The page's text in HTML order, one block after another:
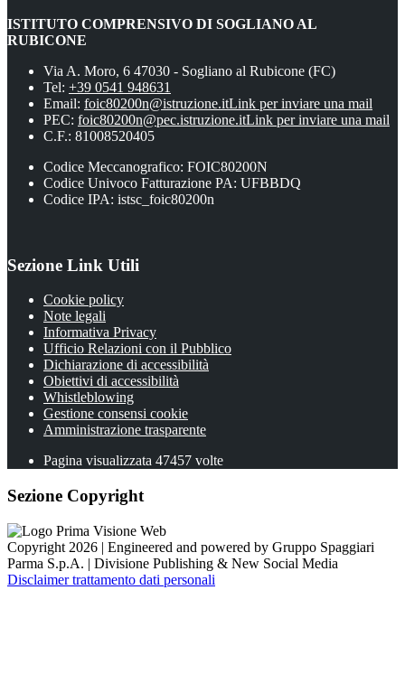
ISTITUTO COMPRENSIVO DI SOGLIANO AL
RUBICONE
Via A. Moro, 6 47030 - Sogliano al Rubicone (FC)
Tel: +39 0541 948631
Email: foic80200n@istruzione.itLink per inviare una mail
PEC: foic80200n@pec.istruzione.itLink per inviare una mail
C.F.: 81008520405
Codice Meccanografico: FOIC80200N
Codice Univoco Fatturazione PA: UFBBDQ
Codice IPA: istsc_foic80200n
Sezione Link Utili
Cookie policy
Note legali
Informativa Privacy
Ufficio Relazioni con il Pubblico
Dichiarazione di accessibilità
Obiettivi di accessibilità
Whistleblowing
Gestione consensi cookie
Amministrazione trasparente
Pagina visualizzata 47457 volte
Sezione Copyright
Copyright 2026 | Engineered and powered by Gruppo Spaggiari
Parma S.p.A. | Divisione Publishing & New Social Media
Disclaimer trattamento dati personali